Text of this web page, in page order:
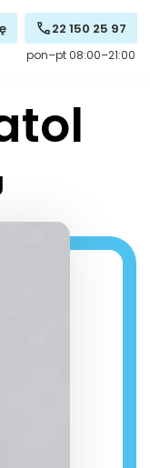
22 150 25 97
pon–pt 08:00–21:00